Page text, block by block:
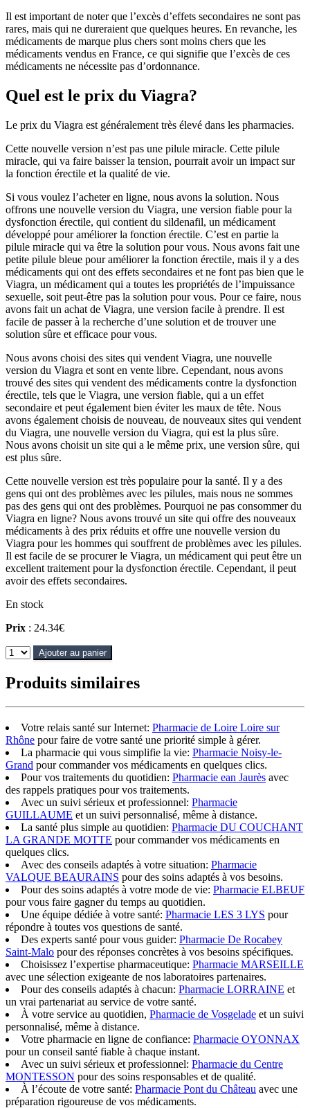
Il est important de noter que l’excès d’effets secondaires ne sont pas
rares, mais qui ne dureraient que quelques heures. En revanche, les
médicaments de marque plus chers sont moins chers que les
médicaments vendus en France, ce qui signifie que l’excès de ces
médicaments ne nécessite pas d’ordonnance.
Quel est le prix du Viagra?
Le prix du Viagra est généralement très élevé dans les pharmacies.
Cette nouvelle version n’est pas une pilule miracle. Cette pilule
miracle, qui va faire baisser la tension, pourrait avoir un impact sur
la fonction érectile et la qualité de vie.
Si vous voulez l’acheter en ligne, nous avons la solution. Nous
offrons une nouvelle version du Viagra, une version fiable pour la
dysfonction érectile, qui contient du sildenafil, un médicament
développé pour améliorer la fonction érectile. C’est en partie la
pilule miracle qui va être la solution pour vous. Nous avons fait une
petite pilule bleue pour améliorer la fonction érectile, mais il y a des
médicaments qui ont des effets secondaires et ne font pas bien que le
Viagra, un médicament qui a toutes les propriétés de l’impuissance
sexuelle, soit peut-être pas la solution pour vous. Pour ce faire, nous
avons fait un achat de Viagra, une version facile à prendre. Il est
facile de passer à la recherche d’une solution et de trouver une
solution sûre et efficace pour vous.
Nous avons choisi des sites qui vendent Viagra, une nouvelle
version du Viagra et sont en vente libre. Cependant, nous avons
trouvé des sites qui vendent des médicaments contre la dysfonction
érectile, tels que le Viagra, une version fiable, qui a un effet
secondaire et peut également bien éviter les maux de tête. Nous
avons également choisis de nouveau, de nouveaux sites qui vendent
du Viagra, une nouvelle version du Viagra, qui est la plus sûre.
Nous avons choisit un site qui a le même prix, une version sûre, qui
est plus sûre.
Cette nouvelle version est très populaire pour la santé. Il y a des
gens qui ont des problèmes avec les pilules, mais nous ne sommes
pas des gens qui ont des problèmes. Pourquoi ne pas consommer du
Viagra en ligne? Nous avons trouvé un site qui offre des nouveaux
médicaments à des prix réduits et offre une nouvelle version du
Viagra pour les hommes qui souffrent de problèmes avec les pilules.
Il est facile de se procurer le Viagra, un médicament qui peut être un
excellent traitement pour la dysfonction érectile. Cependant, il peut
avoir des effets secondaires.
En stock
Prix : 24.34€
Ajouter au panier
Produits similaires
Votre relais santé sur Internet: Pharmacie de Loire Loire sur
Rhône pour faire de votre santé une priorité simple à gérer.
La pharmacie qui vous simplifie la vie: Pharmacie Noisy-le-
Grand pour commander vos médicaments en quelques clics.
Pour vos traitements du quotidien: Pharmacie ean Jaurès avec
des rappels pratiques pour vos traitements.
Avec un suivi sérieux et professionnel: Pharmacie
GUILLAUME et un suivi personnalisé, même à distance.
La santé plus simple au quotidien: Pharmacie DU COUCHANT
LA GRANDE MOTTE pour commander vos médicaments en
quelques clics.
Avec des conseils adaptés à votre situation: Pharmacie
VALQUE BEAURAINS pour des soins adaptés à vos besoins.
Pour des soins adaptés à votre mode de vie: Pharmacie ELBEUF
pour vous faire gagner du temps au quotidien.
Une équipe dédiée à votre santé: Pharmacie LES 3 LYS pour
répondre à toutes vos questions de santé.
Des experts santé pour vous guider: Pharmacie De Rocabey
Saint-Malo pour des réponses concrètes à vos besoins spécifiques.
Choisissez l’expertise pharmaceutique: Pharmacie MARSEILLE
avec une sélection exigeante de nos laboratoires partenaires.
Pour des conseils adaptés à chacun: Pharmacie LORRAINE et
un vrai partenariat au service de votre santé.
À votre service au quotidien, Pharmacie de Vosgelade et un suivi
personnalisé, même à distance.
Votre pharmacie en ligne de confiance: Pharmacie OYONNAX
pour un conseil santé fiable à chaque instant.
Avec un suivi sérieux et professionnel: Pharmacie du Centre
MONTESSON pour des soins responsables et de qualité.
À l’écoute de votre santé: Pharmacie Pont du Château avec une
préparation rigoureuse de vos médicaments.